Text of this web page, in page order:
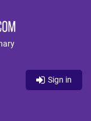
Sign in